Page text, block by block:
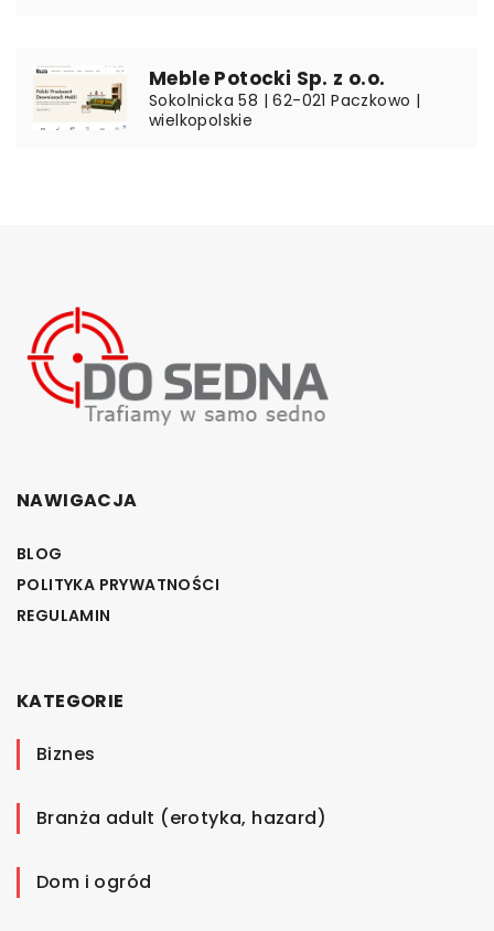
Meble Potocki Sp. z o.o.
Sokolnicka 58 | 62-021 Paczkowo |
wielkopolskie
NAWIGACJA
BLOG
POLITYKA PRYWATNOŚCI
REGULAMIN
KATEGORIE
Biznes
Branża adult (erotyka, hazard)
Dom i ogród